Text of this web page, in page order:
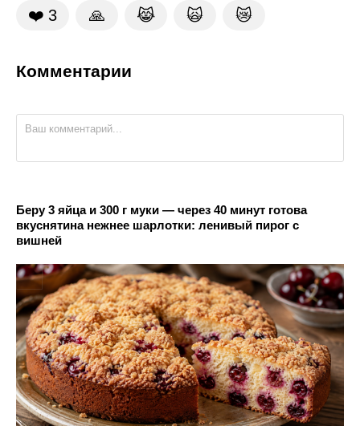
❤️ 3 🙏 😹 🙀 😿
Комментарии
Беру 3 яйца и 300 г муки — через 40 минут готова
вкуснятина нежнее шарлотки: ленивый пирог с
вишней